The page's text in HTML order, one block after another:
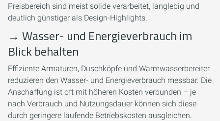
Preisbereich sind meist solide verarbeitet, langlebig und
deutlich günstiger als Design-Highlights.
→ Wasser- und Energieverbrauch im
Blick behalten
Effiziente Armaturen, Duschköpfe und Warmwasserbereiter
reduzieren den Wasser- und Energieverbrauch messbar. Die
Anschaffung ist oft mit höheren Kosten verbunden – je
nach Verbrauch und Nutzungsdauer können sich diese
durch geringere laufende Betriebskosten ausgleichen.